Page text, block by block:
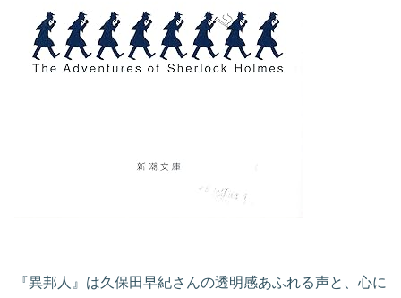
『異邦人』は久保田早紀さんの透明感あふれる声と、心に